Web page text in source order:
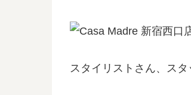
スタイリストさん、ス